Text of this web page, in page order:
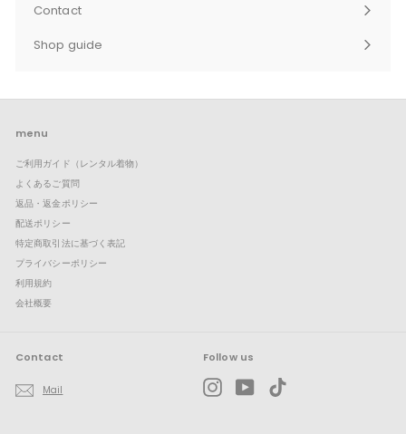
ュ
を
Contact
サ
メ
ー
展
Shop guide
サ
ニ
ー
展
開
menu
ご利用ガイド（レンタル着物）
よくあるご質問
返品・返金ポリシー
配送ポリシー
特定商取引法に基づく表記
プライバシーポリシー
利用規約
会社概要
Contact
Mail
Follow us
InstagramYouTube